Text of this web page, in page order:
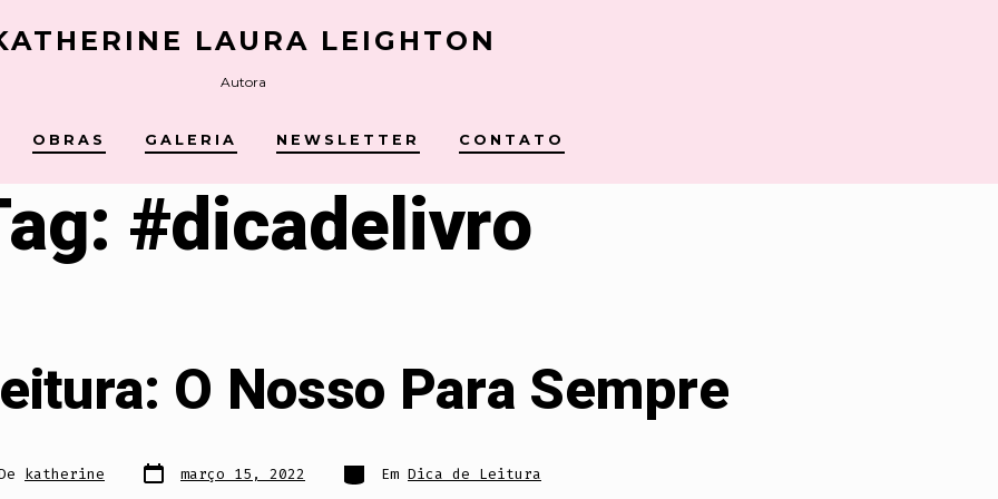
LAURA LEIGHTON
Autora
OBRAS GALERIA NEWSLETTER CONTATO
#dicadelivro
O Nosso Para Sempre
katherine Data
do março 15, 2022 Categorias
Em Dica de Leitura